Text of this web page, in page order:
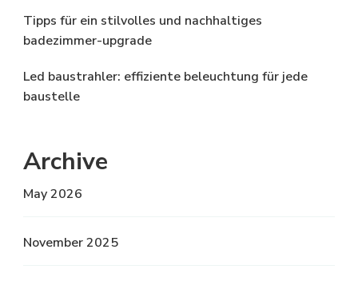
Tipps für ein stilvolles und nachhaltiges
badezimmer-upgrade
Led baustrahler: effiziente beleuchtung für jede
baustelle
Archive
May 2026
November 2025